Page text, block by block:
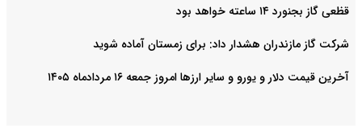
قظعی گاز بجنورد ۱۴ ساعته خواهد بود
شرکت گاز مازندران هشدار داد: برای زمستان آماده شوید
آخرین قیمت دلار و یورو و سایر ارزها امروز جمعه ۱۶ مردادماه ۱۴۰۵